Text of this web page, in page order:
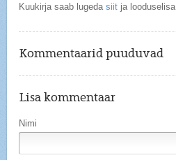
Kuukirja saab lugeda siit ja looduselisa
Kommentaarid puuduvad
Lisa kommentaar
Nimi